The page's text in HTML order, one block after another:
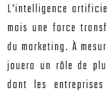
L’intelligence
mais une force
du marketing. À
jouera un rôle de
dont les